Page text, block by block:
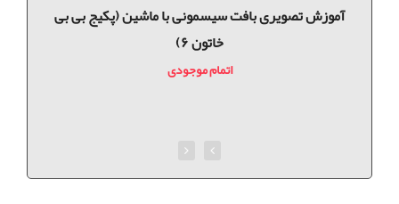
آموزش تصویری بافت سیسمونی با ماشین (پکیج بی بی
خاتون ۶)
اتمام موجودی